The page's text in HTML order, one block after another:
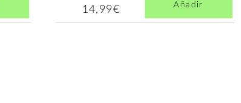
14,99€ Añadir